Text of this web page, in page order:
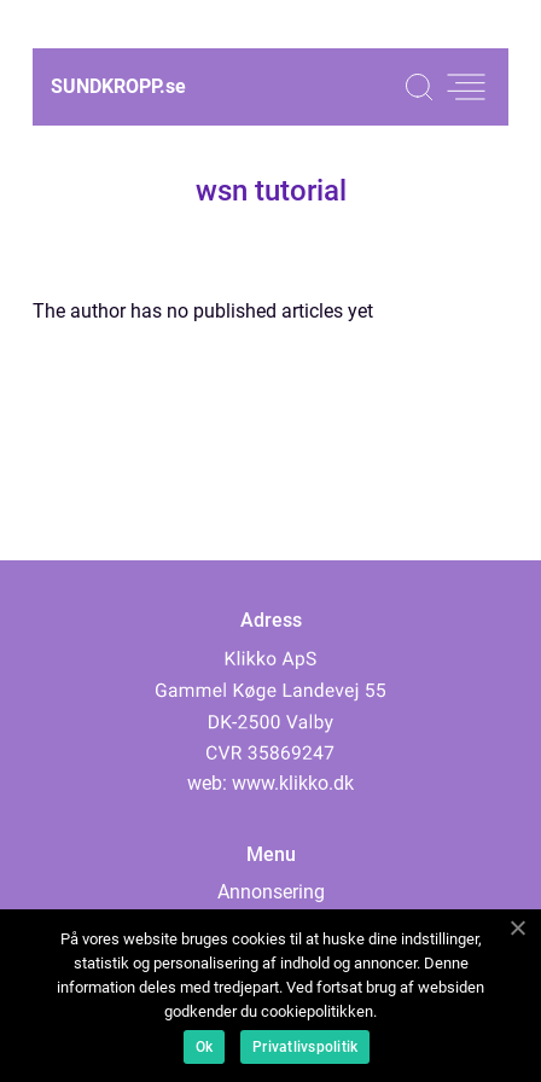
SUNDKROPP.se
wsn tutorial
The author has no published articles yet
Adress
web: www.klikko.dk
Menu
Annonsering
Cookies
Kontakta oss
Sitemap
På vores website bruges cookies til at huske dine indstillinger,
statistik og personalisering af indhold og annoncer. Denne
information deles med tredjepart. Ved fortsat brug af websiden
godkender du cookiepolitikken.
Ok Privatlivspolitik